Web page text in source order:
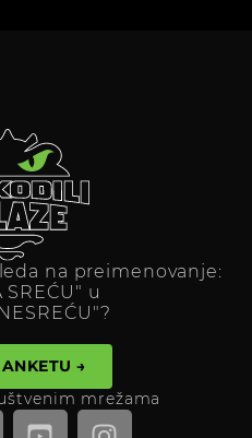
na preimenovanje:
SREĆU" u
→
mrežama